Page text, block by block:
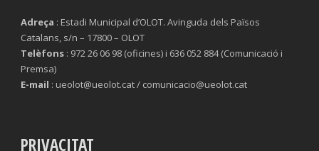
Adreça : Estadi Municipal d’OLOT. Avinguda dels Països
Catalans, s/n – 17800 – OLOT
Telèfons : 972 26 06 98 (oficines) i 636 052 884 (Comunicació i
Premsa)
E-mail : ueolot@ueolot.cat / comunicacio@ueolot.cat
PRIVACITAT